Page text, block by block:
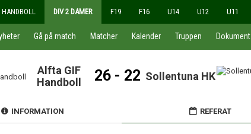
DIV 2 DAMER F19 F16 U14 U12 U11
Gå på match Matcher Kalender Truppen Dokument
Alfta GIF
Handboll
26 - 22 Sollentuna HK
INFORMATION REFERAT